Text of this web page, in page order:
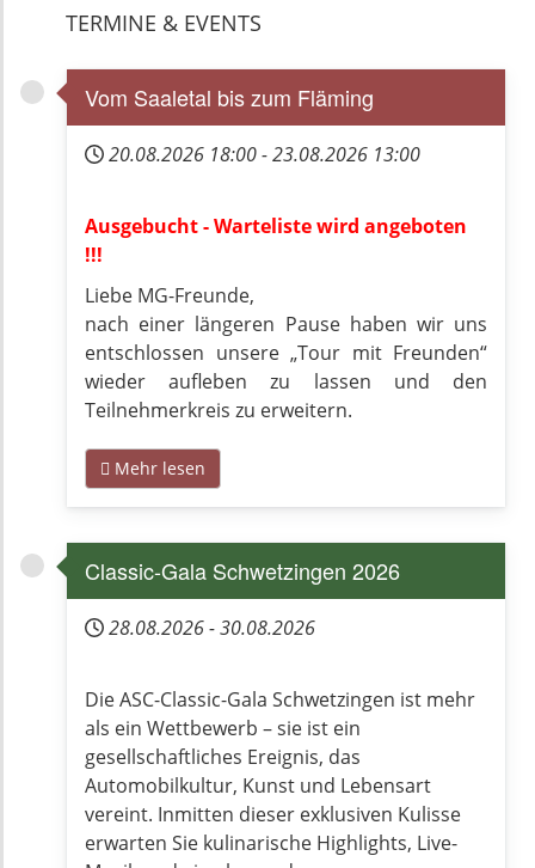
TERMINE & EVENTS
Vom Saaletal bis zum Fläming
20.08.2026 18:00-23.08.2026 13:00
Ausgebucht - Warteliste wird angeboten
!!!
Liebe MG-Freunde,
nach einer längeren Pause haben wir uns
entschlossen unsere „Tour mit Freunden“
wieder aufleben zu lassen und den
Teilnehmerkreis zu erweitern.
Mehr lesen
Classic-Gala Schwetzingen 2026
28.08.2026-30.08.2026
Die ASC-Classic-Gala Schwetzingen ist mehr
als ein Wettbewerb – sie ist ein
gesellschaftliches Ereignis, das
Automobilkultur, Kunst und Lebensart
vereint. Inmitten dieser exklusiven Kulisse
erwarten Sie kulinarische Highlights, Live-